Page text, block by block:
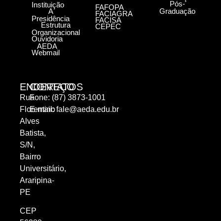
ENDEREÇO
Rua
Florentino
Alves
Batista,
S/N,
Bairro
Universitário,
Araripina-
PE
CEP
CONTATOS
Fone: (87) 3873-1001
E-mail:fale@aeda.edu.br
Instituição
A
Presidência
Estrutura
Organizacional
Ouvidoria
AEDA
Webmail
FAFOPA
FACIAGRA
FACISA
CEPEC
Pós-
Graduação